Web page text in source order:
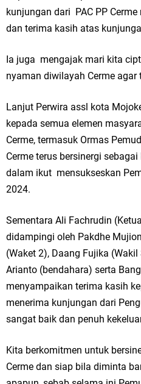
Menuju Indonesia Emas 2045
Aspirasi Petani dan Warga
Hari Jadi Pertama PHIGMA:
Jakarta
Pemdes Cibanteng Salurkan PMT:
Kembangkan Warung Bu Wiwik
Karang Taruna Gresik Perkuat
Islamic Center
Nila Yani Apresiasi Launching
kunjungan dari PAC PP
dan terima kasih atas
Ia juga mengajak mari kita
nyaman diwilayah Cerme agar
Lanjut Perwira assl kota
kepada semua elemen
Cerme, termasuk Ormas
Cerme terus bersinergi
dalam ikut mensukseskan
2024.
Sementara Ali Fachrudin
didampingi oleh Pakdhe
(Waket 2), Daang Fujika
Arianto (bendahara) serta
menyampaikan terima kasih
menerima kunjungan dari
sangat baik dan penuh
Kita berkomitmen untuk
Cerme dan siap bila diminta